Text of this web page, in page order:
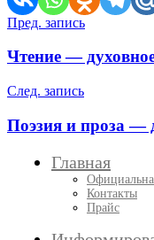
Навигация
по
Пред. запись
Чтение —
След. запись
Поэзия и проза —
Главная
Контакты
Прайс